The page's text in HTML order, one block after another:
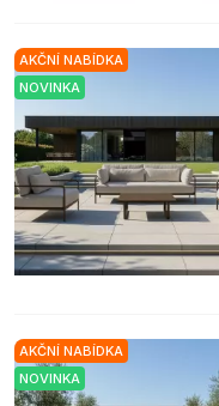
AKČNÍ NABÍDKA
NOVINKA
AKČNÍ NABÍDKA
NOVINKA